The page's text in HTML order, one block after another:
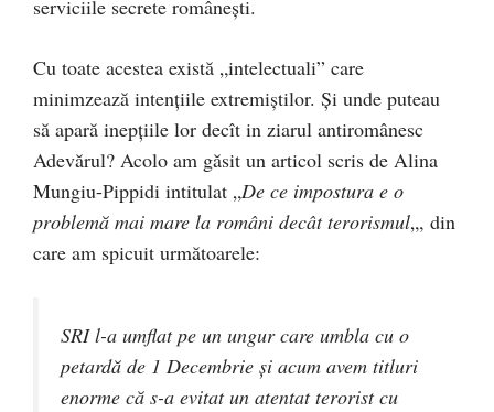
serviciile secrete românești.
Cu toate acestea există „intelectuali” care
minimzează intențiile extremiștilor. Și unde puteau
să apară inepțiile lor decît in ziarul antiromânesc
Adevărul? Acolo am găsit un articol scris de Alina
Mungiu-Pippidi intitulat „De ce impostura e o
problemă mai mare la români decât terorismul„, din
care am spicuit următoarele:
SRI l-a umflat pe un ungur care umbla cu o
petardă de 1 Decembrie și acum avem titluri
enorme că s-a evitat un atentat terorist cu